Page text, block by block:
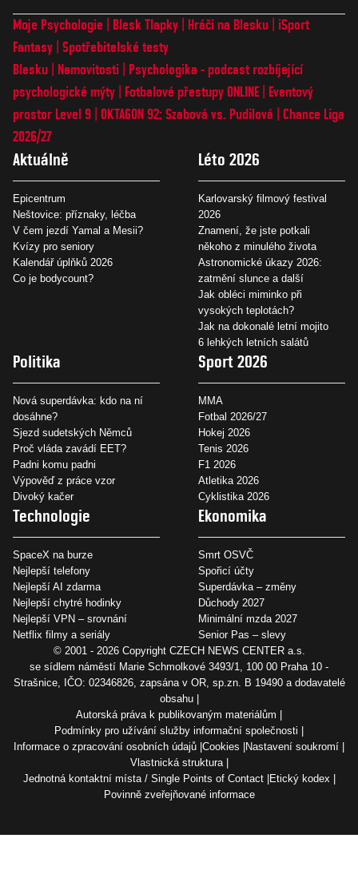
Moje Psychologie Blesk Tlapky Hráči na Blesku
iSport
Fantasy Spotřebitelské testy
Blesku
Nemovitosti
Psychologika - podcast rozbíjející
psychologické mýty
Fotbalové přestupy ONLINE
Eventový
prostor Level 9 OKTAGON 92: Szabová vs. Pudilová
Chance Liga
2026/27
Aktuálně
Epicentrum
Neštovice: příznaky, léčba
V čem jezdí Yamal a Mesii?
Kvízy pro seniory
Kalendář úplňků 2026
Co je bodycount?
Léto 2026
Karlovarský filmový festival
2026
Znamení, že jste potkali
někoho z minulého života
Astronomické úkazy 2026:
zatmění slunce a další
Jak obléci miminko při
vysokých teplotách?
Jak na dokonalé letní mojito
6 lehkých letních salátů
Politika
Nová superdávka: kdo na ní
dosáhne?
Sjezd sudetských Němců
Proč vláda zavádí EET?
Padni komu padni
Výpověď z práce vzor
Divoký kačer
Sport 2026
MMA
Fotbal 2026/27
Hokej 2026
Tenis 2026
F1 2026
Atletika 2026
Cyklistika 2026
Technologie
SpaceX na burze
Nejlepší telefony
Nejlepší AI zdarma
Nejlepší chytré hodinky
Nejlepší VPN – srovnání
Netflix filmy a seriály
Ekonomika
Smrt OSVČ
Spořicí účty
Superdávka – změny
Důchody 2027
Minimální mzda 2027
Senior Pas – slevy
© 2001 - 2026 Copyright CZECH NEWS CENTER a.s.
se sídlem náměstí Marie Schmolkové 3493/1, 100 00 Praha 10 -
Strašnice, IČO: 02346826, zapsána v OR, sp.zn. B 19490 a dodavatelé
obsahu
Autorská práva k publikovaným materiálům
Podmínky pro užívání služby informační společnosti
Informace o zpracování osobních údajů Cookies Nastavení soukromí
Vlastnická struktura
Jednotná kontaktní místa / Single Points of Contact Etický kodex
Povinně zveřejňované informace